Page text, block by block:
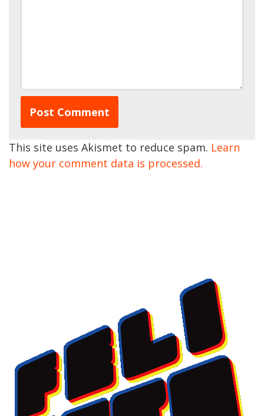
This site uses Akismet to reduce spam. Learn
how your comment data is processed.